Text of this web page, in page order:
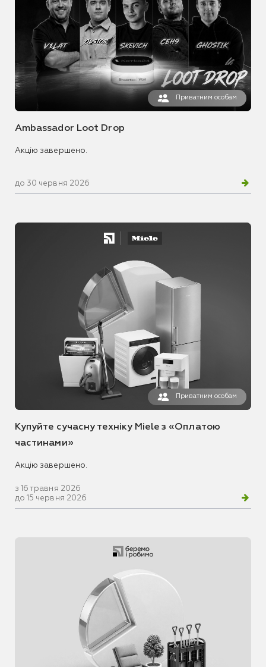
Приватним особам
Ambassador Loot Drop
Акцію завершено.
до 30 червня 2026
Приватним особам
Купуйте сучасну техніку Miele з «Оплатою
частинами»
Акцію завершено.
з 16 травня 2026
до 15 червня 2026